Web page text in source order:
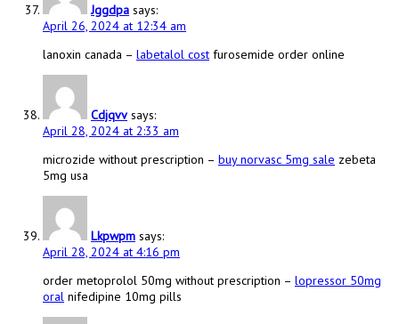
Jggdpa says:
April 26, 2024 at 12:34 am
lanoxin canada – labetalol cost furosemide order online
Cdjqvv says:
April 28, 2024 at 2:33 am
microzide without prescription – buy norvasc 5mg sale zebeta
5mg usa
Lkpwpm says:
April 28, 2024 at 4:16 pm
order metoprolol 50mg without prescription – lopressor 50mg
oral nifedipine 10mg pills